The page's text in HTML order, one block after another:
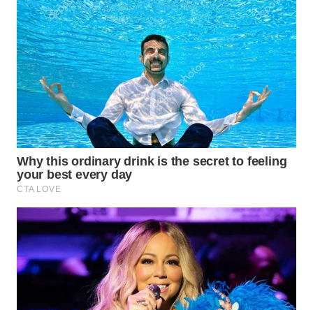
INFRASTRUKTUR
WAHANA
KONSUMEN
WAHANA
LISTRIK
WAHANA
TRAVEL
WAHANANEWS
ID
WAHANANEWS